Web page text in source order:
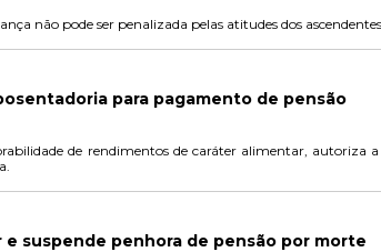
não pode ser penalizada pelas atitudes dos
para pagamento de pensão
de rendimentos de caráter alimentar, autoriza
suspende penhora de pensão por morte